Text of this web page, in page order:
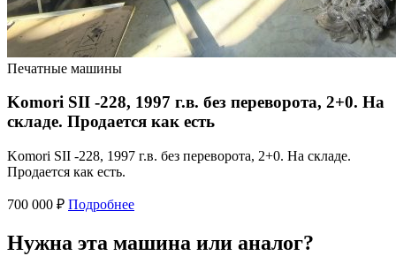
Печатные машины
Komori SII -228, 1997 г.в. без переворота, 2+0. На
складе. Продается как есть
Komori SII -228, 1997 г.в. без переворота, 2+0. На складе.
Продается как есть.
700 000 ₽ Подробнее
Нужна эта машина или аналог?